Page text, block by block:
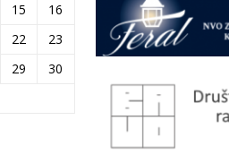
15
16
22
23
29
30